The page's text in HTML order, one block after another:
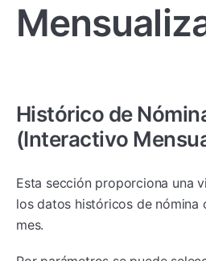
Histórico de
(Interactivo
Esta sección proporciona una
los datos históricos de nómina
mes.